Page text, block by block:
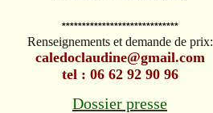
*****************************
Renseignements et demande de prix:
caledoclaudine@gmail.com
tel : 06 62 92 90 96
Dossier presse